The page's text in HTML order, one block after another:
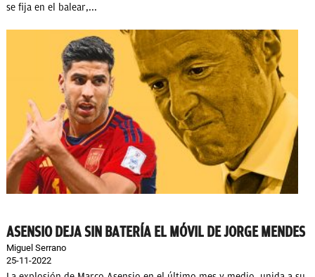
se fija en el balear,...
ASENSIO DEJA SIN BATERÍA EL MÓVIL DE JORGE MENDES
Miguel Serrano
25-11-2022